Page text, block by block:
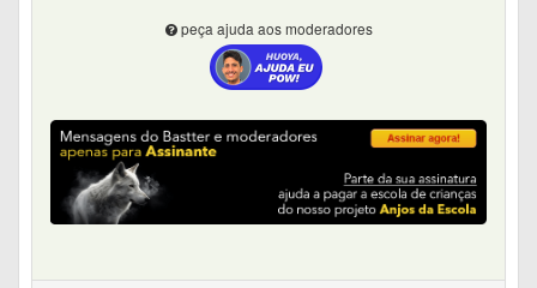
peça ajuda aos moderadores